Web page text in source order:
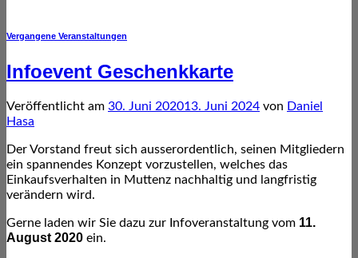
Vergangene Veranstaltungen
Infoevent Geschenkkarte
Veröffentlicht am 30. Juni 202013. Juni 2024 von Daniel
Hasa
Der Vorstand freut sich ausserordentlich, seinen Mitgliedern
ein spannendes Konzept vorzustellen, welches das
Einkaufsverhalten in Muttenz nachhaltig und langfristig
verändern wird.
Gerne laden wir Sie dazu zur Infoveranstaltung vom 11.
August 2020 ein.